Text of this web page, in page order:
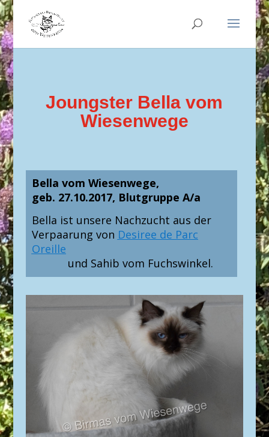
Joungster Bella vom
Wiesenwege
Bella vom Wiesenwege,
geb. 27.10.2017, Blutgruppe A/a
Bella ist unsere Nachzucht aus der
Verpaarung von Desiree de Parc
Oreille
und Sahib vom Fuchswinkel.